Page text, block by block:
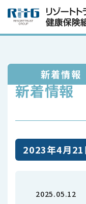
新着情報
2023年4月21
2025.05.12
新着情報